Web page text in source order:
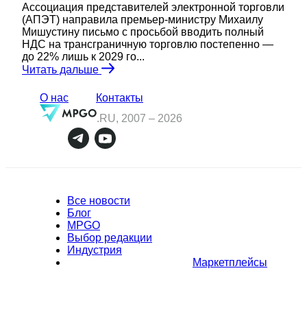
Ассоциация представителей электронной торговли
(АПЭТ) направила премьер-министру Михаилу
Мишустину письмо с просьбой вводить полный
НДС на трансграничную торговлю постепенно —
до 22% лишь к 2029 го...
Читать дальше
О нас
Контакты
.RU, 2007 – 2026
Все новости
Блог
MPGO
Выбор редакции
Индустрия
Маркетплейсы